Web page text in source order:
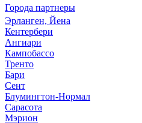
Города партнеры
Эрланген, Йена
Кентербери
Ангиари
Кампобассо
Тренто
Бари
Сент
Блумингтон-Нормал
Сарасота
Мэрион